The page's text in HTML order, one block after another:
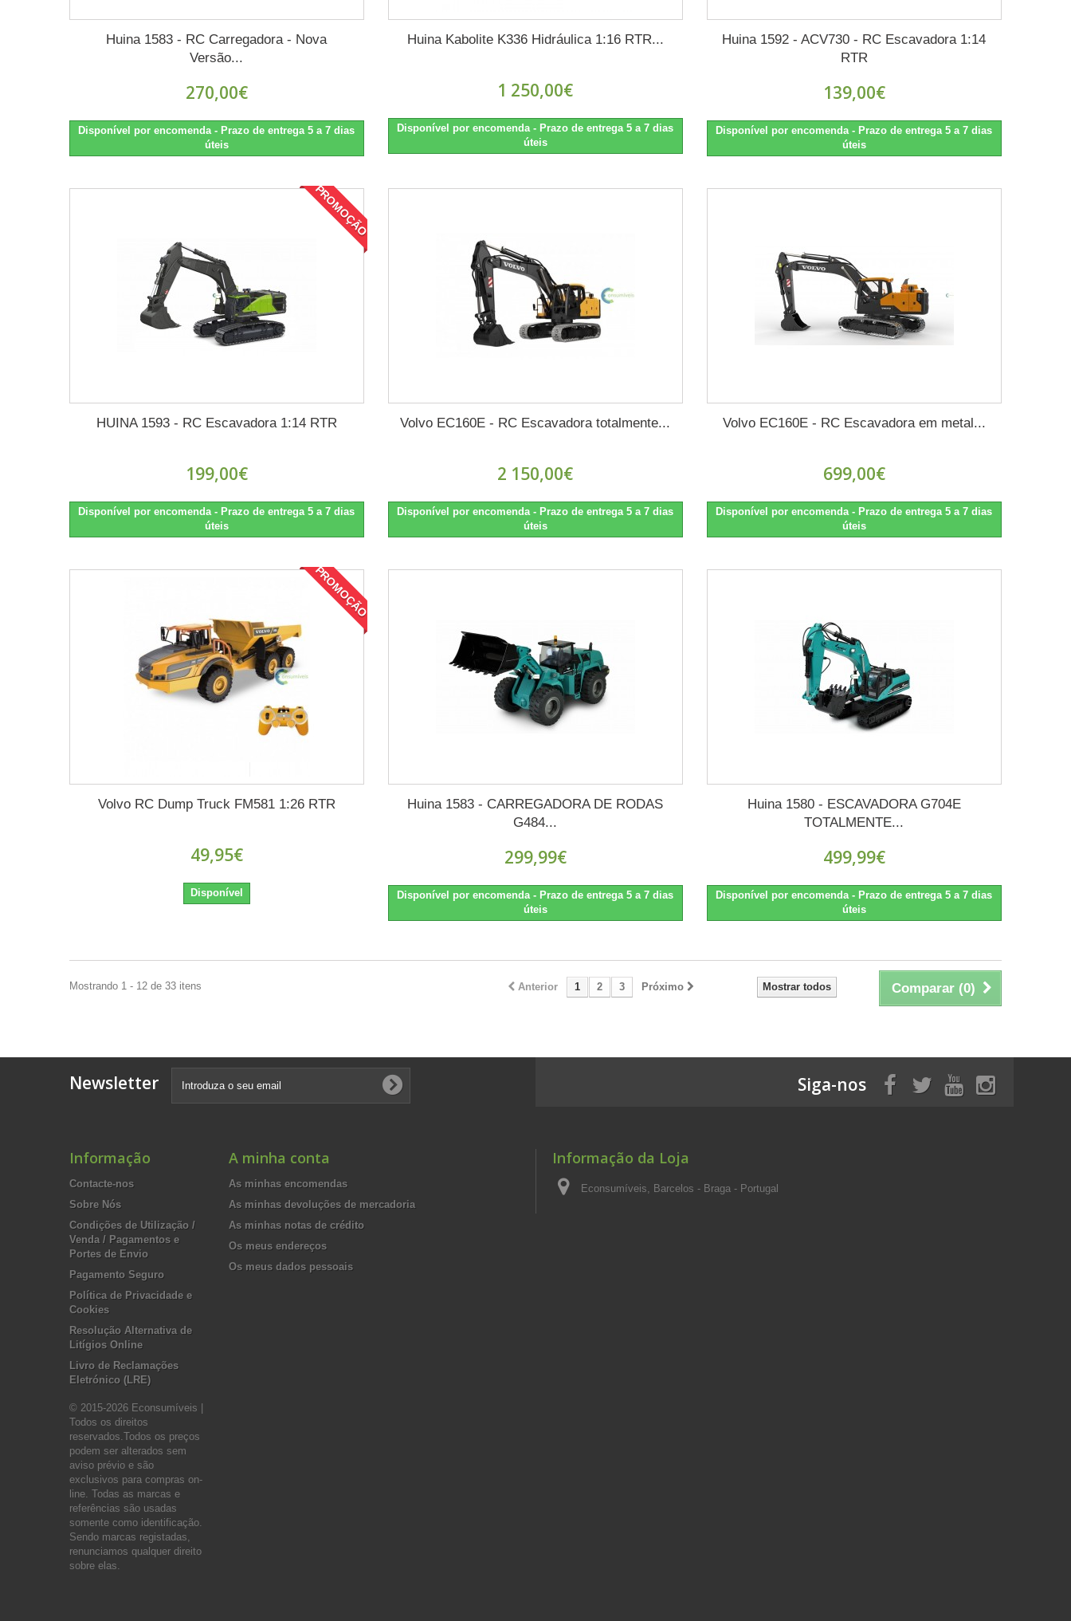
Huina 1583 - RC Carregadora - Nova
Versão...
270,00€
Disponível por encomenda - Prazo de entrega 5 a 7 dias
úteis
Huina Kabolite K336 Hidráulica 1:16 RTR...
1 250,00€
Disponível por encomenda - Prazo de entrega 5 a 7 dias
úteis
Huina 1592 - ACV730 - RC Escavadora 1:14
RTR
139,00€
Disponível por encomenda - Prazo de entrega 5 a 7 dias
úteis
PROMOÇÃO
HUINA 1593 - RC Escavadora 1:14 RTR
199,00€
Disponível por encomenda - Prazo de entrega 5 a 7 dias
úteis
Volvo EC160E - RC Escavadora totalmente...
2 150,00€
Disponível por encomenda - Prazo de entrega 5 a 7 dias
úteis
Volvo EC160E - RC Escavadora em metal...
699,00€
Disponível por encomenda - Prazo de entrega 5 a 7 dias
úteis
PROMOÇÃO
Volvo RC Dump Truck FM581 1:26 RTR
49,95€
Disponível
Huina 1583 - CARREGADORA DE RODAS
G484...
299,99€
Disponível por encomenda - Prazo de entrega 5 a 7 dias
úteis
Huina 1580 - ESCAVADORA G704E
TOTALMENTE...
499,99€
Disponível por encomenda - Prazo de entrega 5 a 7 dias
úteis
Comparar (0)
Mostrar todos
Anterior 1 2 3 Próximo
Mostrando 1 - 12 de 33 itens
Newsletter Siga-nos
Informação
Contacte-nos
Sobre Nós
Condições de Utilização /
Venda / Pagamentos e
Portes de Envio
Pagamento Seguro
Política de Privacidade e
Cookies
Resolução Alternativa de
Litígios Online
Livro de Reclamações
Eletrónico (LRE)
© 2015-2026 Econsumíveis |
Todos os direitos
reservados.Todos os preços
podem ser alterados sem
aviso prévio e são
exclusivos para compras on-
line. Todas as marcas e
referências são usadas
somente como identificação.
Sendo marcas registadas,
renunciamos qualquer direito
sobre elas.
A minha conta
As minhas encomendas
As minhas devoluções de mercadoria
As minhas notas de crédito
Os meus endereços
Os meus dados pessoais
Informação da Loja
Econsumíveis, Barcelos - Braga - Portugal